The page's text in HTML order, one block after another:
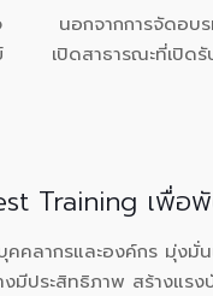
นอกจากการจัดอบ
เปิดสาธารณะที่เปิด
Training เพื่
ลากรและองค์กร มุ่ง
มีประสิทธิภาพ สร้างแ